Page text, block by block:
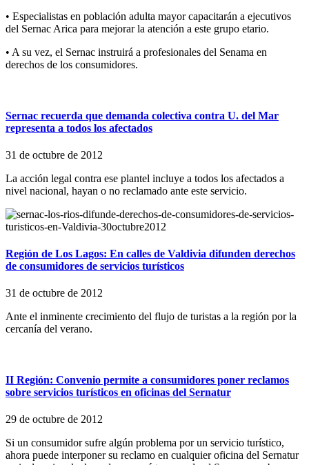
• Especialistas en población adulta mayor capacitarán a ejecutivos
del Sernac Arica para mejorar la atención a este grupo etario.
• A su vez, el Sernac instruirá a profesionales del Senama en
derechos de los consumidores.
Sernac recuerda que demanda colectiva contra U. del Mar
representa a todos los afectados
31 de octubre de 2012
La acción legal contra ese plantel incluye a todos los afectados a
nivel nacional, hayan o no reclamado ante este servicio.
Región de Los Lagos: En calles de Valdivia difunden derechos
de consumidores de servicios turísticos
31 de octubre de 2012
Ante el inminente crecimiento del flujo de turistas a la región por la
cercanía del verano.
II Región: Convenio permite a consumidores poner reclamos
sobre servicios turísticos en oficinas del Sernatur
29 de octubre de 2012
Si un consumidor sufre algún problema por un servicio turístico,
ahora puede interponer su reclamo en cualquier oficina del Sernatur